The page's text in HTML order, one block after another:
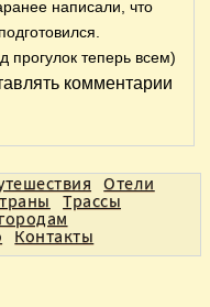
написали, что
прогулок теперь всем)
комментарии
Отели
Трассы
Контакты